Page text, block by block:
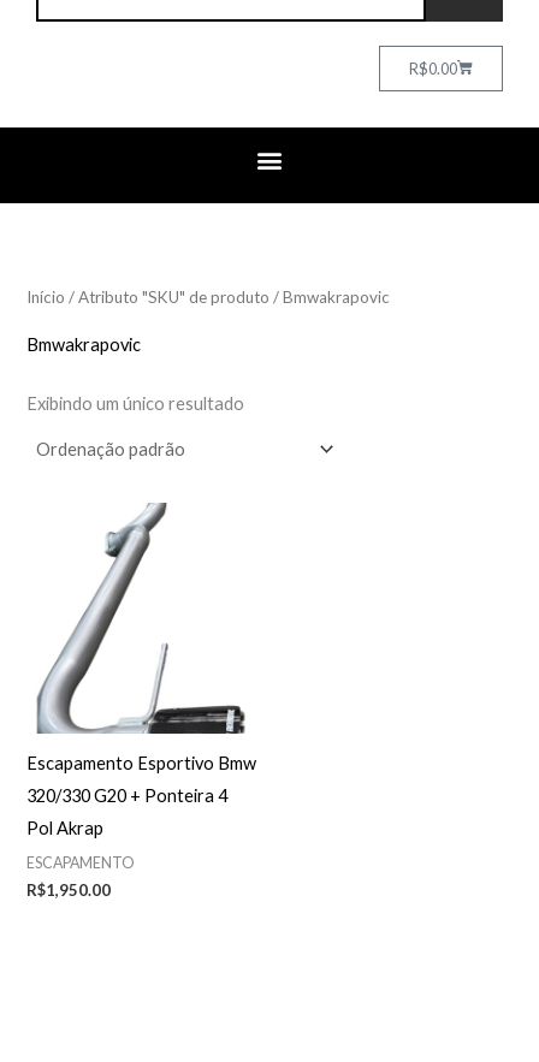
R$0.00Cart
Início / Atributo "SKU" de produto / Bmwakrapovic
Bmwakrapovic
Exibindo um único resultado
Escapamento Esportivo Bmw
320/330 G20 + Ponteira 4
Pol Akrap
ESCAPAMENTO
R$1,950.00